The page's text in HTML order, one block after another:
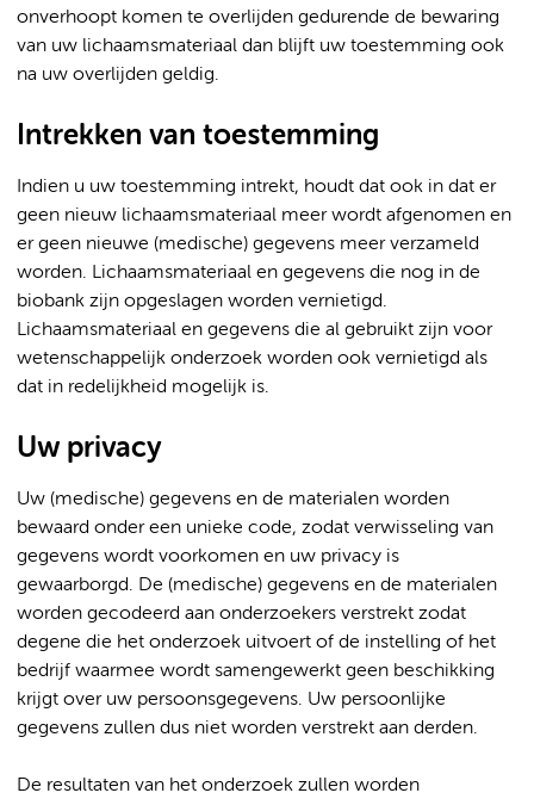
onverhoopt komen te overlijden gedurende de bewaring
van uw lichaamsmateriaal dan blijft uw toestemming ook
na uw overlijden geldig.
Intrekken van toestemming
Indien u uw toestemming intrekt, houdt dat ook in dat er
geen nieuw lichaamsmateriaal meer wordt afgenomen en
er geen nieuwe (medische) gegevens meer verzameld
worden. Lichaamsmateriaal en gegevens die nog in de
biobank zijn opgeslagen worden vernietigd.
Lichaamsmateriaal en gegevens die al gebruikt zijn voor
wetenschappelijk onderzoek worden ook vernietigd als
dat in redelijkheid mogelijk is.
Uw privacy
Uw (medische) gegevens en de materialen worden
bewaard onder een unieke code, zodat verwisseling van
gegevens wordt voorkomen en uw privacy is
gewaarborgd. De (medische) gegevens en de materialen
worden gecodeerd aan onderzoekers verstrekt zodat
degene die het onderzoek uitvoert of de instelling of het
bedrijf waarmee wordt samengewerkt geen beschikking
krijgt over uw persoonsgegevens. Uw persoonlijke
gegevens zullen dus niet worden verstrekt aan derden.
De resultaten van het onderzoek zullen worden